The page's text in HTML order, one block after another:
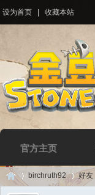
设为首页 收藏本站
官方主页
birchruth92 好友